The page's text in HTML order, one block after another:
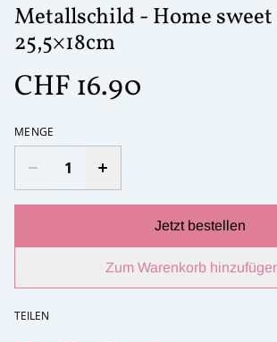
Metallschild - Home
25,5×18cm
CHF 16.90
MENGE
Jetzt bestellen
Zum Warenkorb
TEILEN